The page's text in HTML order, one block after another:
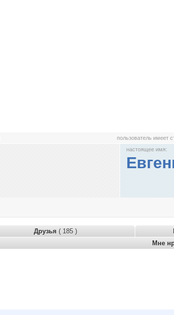
пользователь имеет
настоящее имя:
Друзья ( 185 )
Мне